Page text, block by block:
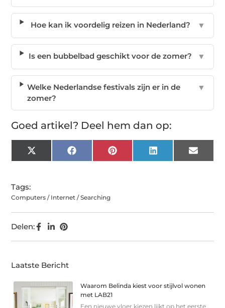
Hoe kan ik voordelig reizen in Nederland? ▼
Is een bubbelbad geschikt voor de zomer? ▼
Welke Nederlandse festivals zijn er in de
zomer?
▼
Goed artikel? Deel hem dan op:
X
(Twitter)
FacebookPinterest LinkedIn Email
Tags:
Computers / Internet / Searching
Delen:
Laatste Bericht
Waarom Belinda kiest voor stijlvol wonen
met LAB21
Een nieuwe vloer kiezen lijkt op het eerste